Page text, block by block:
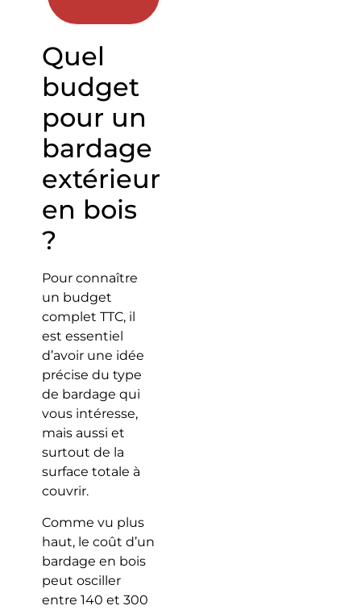
Quel
budget
pour un
bardage
extérieur
en bois
?
Pour connaître
un budget
complet TTC, il
est essentiel
d’avoir une idée
précise du type
de bardage qui
vous intéresse,
mais aussi et
surtout de la
surface totale à
couvrir.
Comme vu plus
haut, le coût d’un
bardage en bois
peut osciller
entre 140 et 300